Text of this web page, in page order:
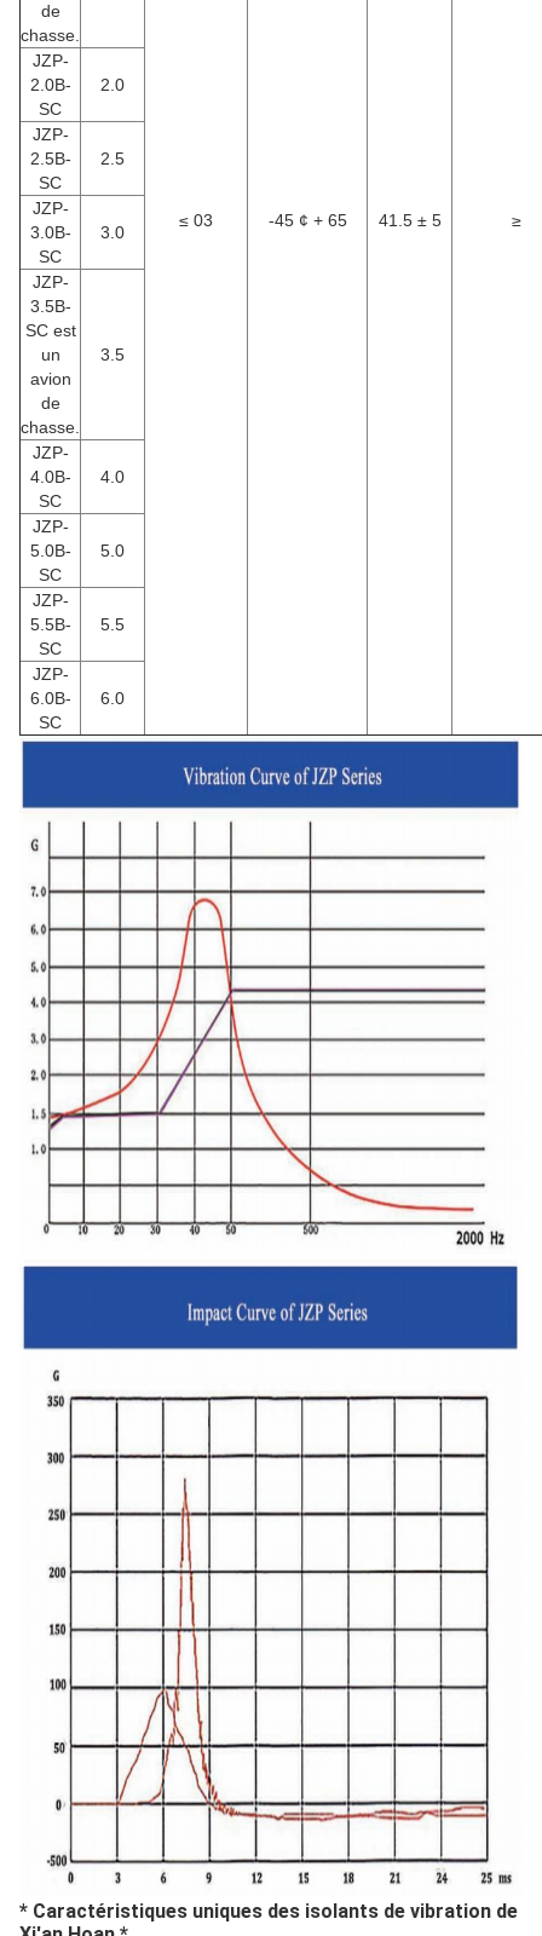
≤ 03 -45 ¢ + 65 41.5 ± 5 ≥
de
chasse.
JZP-
2.0B-
SC
2.0
JZP-
2.5B-
SC
2.5
JZP-
3.0B-
SC
3.0
JZP-
3.5B-
SC est
un
avion
de
chasse.
3.5
JZP-
4.0B-
SC
4.0
JZP-
5.0B-
SC
5.0
JZP-
5.5B-
SC
5.5
JZP-
6.0B-
SC
6.0
* Caractéristiques uniques des isolants de vibration de